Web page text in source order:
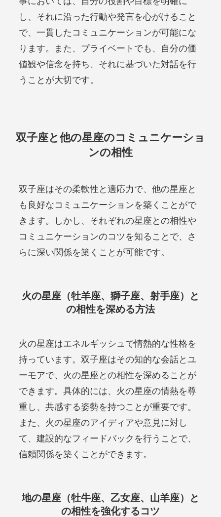
し、それに沿った行動や発言を心がけること
で、一貫したコミュニケーションが可能にな
ります。また、プライベートでも、自分の価
値観や信念を持ち、それに基づいた対話を行
うことが大切です。
双子座と他の星座のコミュニケーショ
ンの相性
双子座はその柔軟性と適応力で、他の星座と
も良好なコミュニケーションを築くことがで
きます。しかし、それぞれの星座との相性や
コミュニケーションのコツを知ることで、さ
らに深い関係を築くことが可能です。
火の星座（牡羊座、獅子座、射手座）と
の相性を深める方法
火の星座はエネルギッシュで情熱的な性格を
持っています。双子座はその知的な会話とユ
ーモアで、火の星座との相性を深めることが
できます。具体的には、火の星座の情熱を尊
重し、共感する姿勢を持つことが重要です。
また、火の星座のアイディアや意見に対し
て、建設的なフィードバックを行うことで、
信頼関係を築くことができます。
地の星座（牡牛座、乙女座、山羊座）と
の相性を強化するコツ